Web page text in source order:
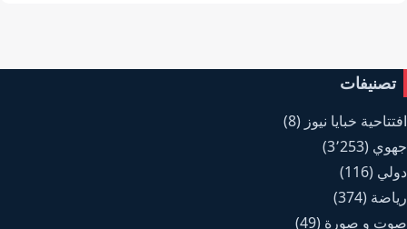
تصنيفات
افتتاحية خبايا نيوز (8)
جهوي (3٬253)
دولي (116)
رياضة (374)
صوت و صورة (49)